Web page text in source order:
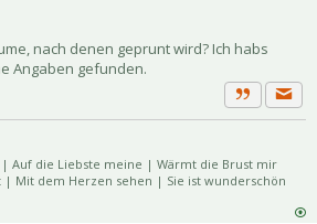
nach denen geprunt wird? Ich habs
Angaben gefunden.
Zitat
Auf die Liebste meine | Wärmt die Brust mir
| Mit dem Herzen sehen | Sie ist wunderschön